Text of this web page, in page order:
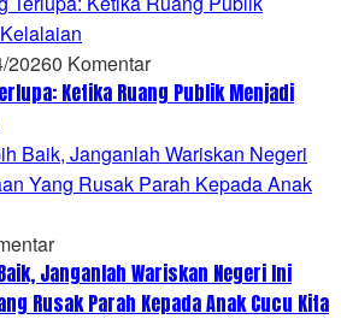
20260 Komentar
Ketika Ruang Publik Menjadi
Janganlah Wariskan Negeri Ini
Rusak Parah Kepada Anak Cucu Kita